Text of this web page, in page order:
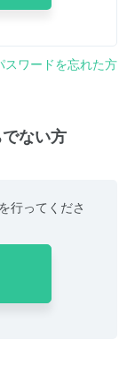
スワードを忘れた方
ない方
行ってくださ